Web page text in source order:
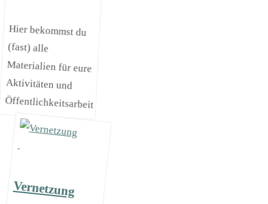
Hier bekommst du
(fast) alle
Materialien für eure
Aktivitäten und
Öffentlichkeitsarbeit
Vernetzung